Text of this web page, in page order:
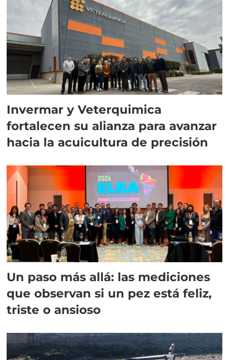
Invermar y Veterquimica
fortalecen su alianza para avanzar
hacia la acuicultura de precisión
Un paso más allá: las mediciones
que observan si un pez está feliz,
triste o ansioso